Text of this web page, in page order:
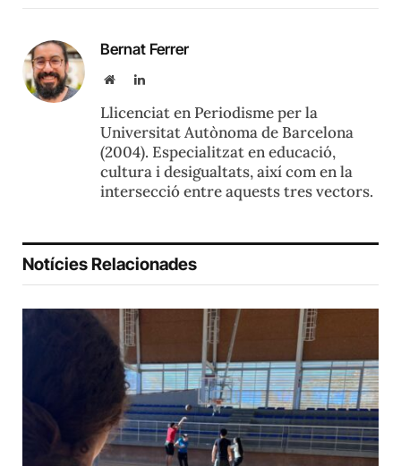
Bernat Ferrer
WebsiteLinkedIn
Llicenciat en Periodisme per la
Universitat Autònoma de Barcelona
(2004). Especialitzat en educació,
cultura i desigualtats, així com en la
intersecció entre aquests tres vectors.
Notícies Relacionades